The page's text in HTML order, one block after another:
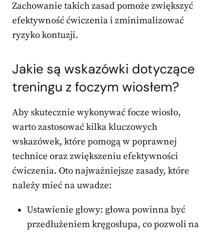
Zachowanie takich zasad pomoże zwiększyć
efektywność ćwiczenia i zminimalizować
ryzyko kontuzji.
Jakie są wskazówki dotyczące
treningu z foczym wiosłem?
Aby skutecznie wykonywać focze wiosło,
warto zastosować kilka kluczowych
wskazówek, które pomogą w poprawnej
technice oraz zwiększeniu efektywności
ćwiczenia. Oto najważniejsze zasady, które
należy mieć na uwadze:
Ustawienie głowy: głowa powinna być
przedłużeniem kręgosłupa, co pozwoli na